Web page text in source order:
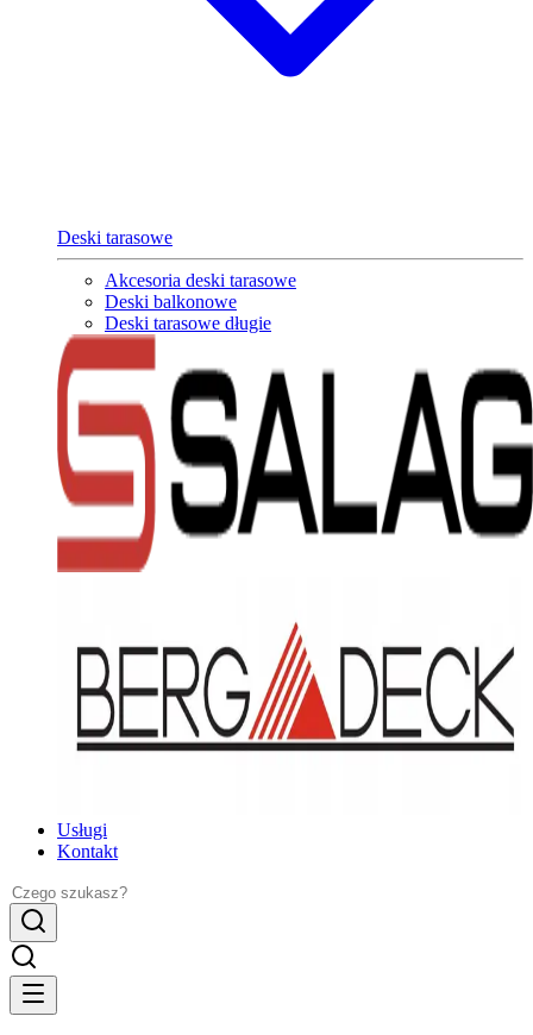
Deski tarasowe
Akcesoria deski tarasowe
Deski balkonowe
Deski tarasowe długie
Usługi
Kontakt